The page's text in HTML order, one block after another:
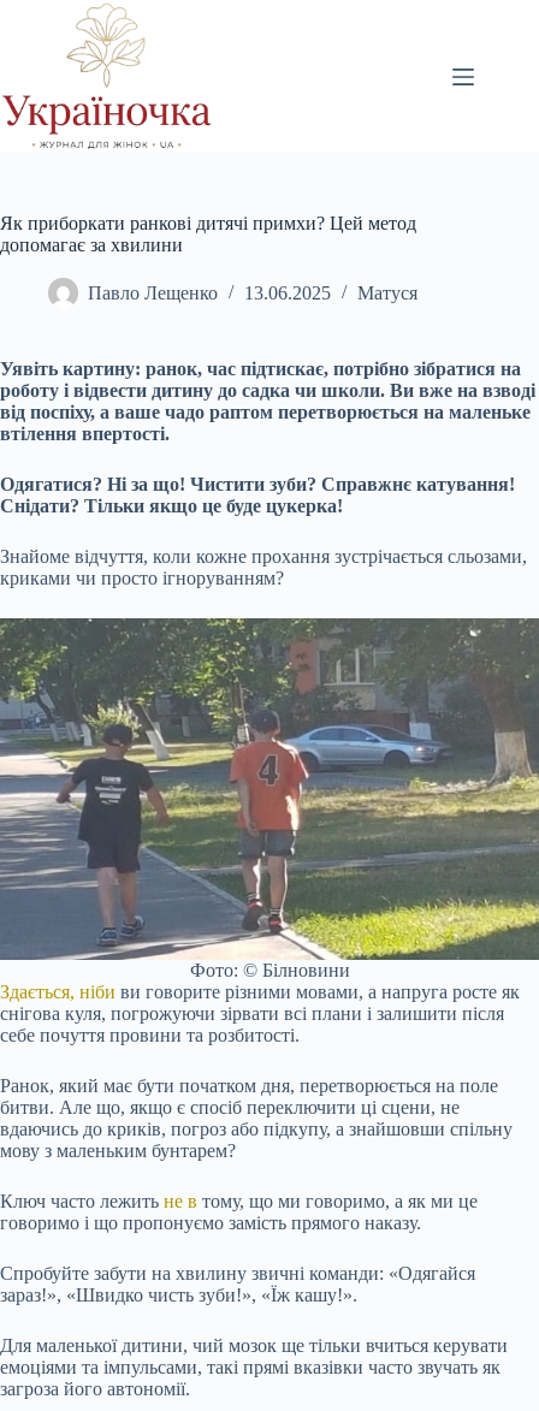
Як приборкати ранкові дитячі примхи? Цей метод
допомагає за хвилини
Павло Лещенко 13.06.2025 Матуся
Уявіть картину: ранок, час підтискає, потрібно зібратися на
роботу і відвести дитину до садка чи школи. Ви вже на взводі
від поспіху, а ваше чадо раптом перетворюється на маленьке
втілення впертості.
Одягатися? Ні за що! Чистити зуби? Справжнє катування!
Снідати? Тільки якщо це буде цукерка!
Знайоме відчуття, коли кожне прохання зустрічається сльозами,
криками чи просто ігноруванням?
Фото: © Білновини
Здається, ніби ви говорите різними мовами, а напруга росте як
снігова куля, погрожуючи зірвати всі плани і залишити після
себе почуття провини та розбитості.
Ранок, який має бути початком дня, перетворюється на поле
битви. Але що, якщо є спосіб переключити ці сцени, не
вдаючись до криків, погроз або підкупу, а знайшовши спільну
мову з маленьким бунтарем?
Ключ часто лежить не в тому, що ми говоримо, а як ми це
говоримо і що пропонуємо замість прямого наказу.
Спробуйте забути на хвилину звичні команди: «Одягайся
зараз!», «Швидко чисть зуби!», «Їж кашу!».
Для маленької дитини, чий мозок ще тільки вчиться керувати
емоціями та імпульсами, такі прямі вказівки часто звучать як
загроза його автономії.